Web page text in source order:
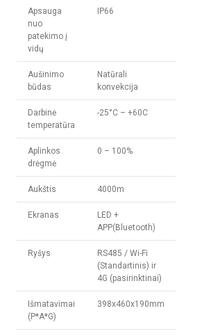
Apsauga
nuo
patekimo į
vidų
IP66
Aušinimo
būdas
Natūrali
konvekcija
Darbinė
temperatūra
-25°C – +60C
Aplinkos
drėgmė
0 – 100%
Aukštis 4000m
Ekranas
LED +
APP(Bluetooth)
Ryšys
RS485 / Wi-Fi
(Standartinis) ir
4G (pasirinktinai)
Išmatavimai
(P*A*G)
398x460x190mm